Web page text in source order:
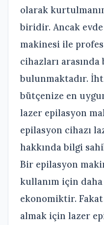
olarak
biridir. Ancak
makinesi ile
cihazları
bulunmaktadır.
bütçenize en
lazer epilasyon
epilasyon cihazı
hakkında bilgi
Bir epilasyon
kullanım için
ekonomiktir.
almak için lazer